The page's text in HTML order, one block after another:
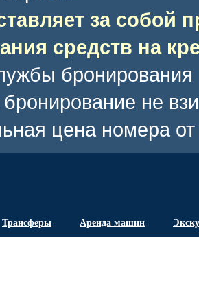
за собой
средств на
не
цена номера
Трансферы Аренда машин